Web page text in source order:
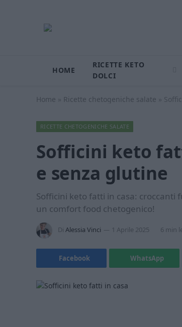
HOME
RICETTE KETO
DOLCI
Home » Ricette chetogeniche salate »
RICETTE CHETOGENICHE SALATE
Sofficini keto
e senza glutine
Sofficini keto fatti in casa:
un comfort food chetogenico!
Di Alessia Vinci 1 Aprile 2025 6 min
Facebook WhatsApp